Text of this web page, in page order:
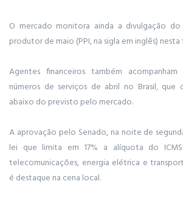
O mercado monitora ainda a divulgação
produtor de maio (PPI, na sigla em inglês)
Agentes financeiros também
números de serviços de abril no Brasil, que
abaixo do previsto pelo mercado.
A aprovação pelo Senado, na noite de
lei que limita em 17% a alíquota do
telecomunicações, energia elétrica e
é destaque na cena local.